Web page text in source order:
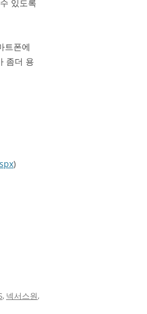
있도록
트폰에
좀더 용
)
, 넥서스원,